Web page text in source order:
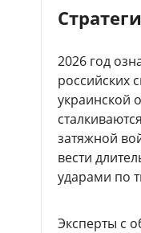
2026 год
российских
украинской
затяжной
вести
ударами по
Эксперты с